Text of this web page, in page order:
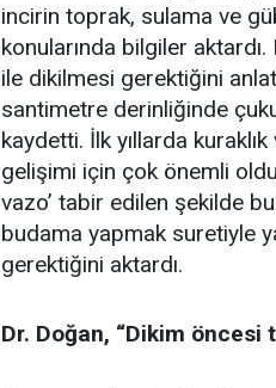
incirin toprak, sulama ve
konularında bilgiler
ile dikilmesi gerektiğini
santimetre derinliğinde
kaydetti. İlk yıllarda
gelişimi için çok önemli
vazo’ tabir edilen şekilde
budama yapmak suretiyle
gerektiğini aktardı.
Dr. Doğan, “Dikim öncesi